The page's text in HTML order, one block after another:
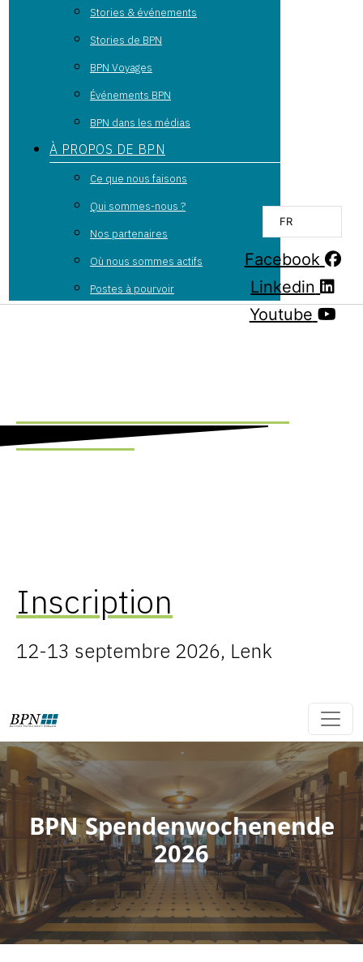
Stories & événements
Stories de BPN
BPN Voyages
Événements BPN
BPN dans les médias
À PROPOS DE BPN
Ce que nous faisons
Qui sommes-nous ?
Nos partenaires
Où nous sommes actifs
Postes à pourvoir
FR
Facebook
Linkedin
Youtube
dons 2026
Inscription
12-13 septembre 2026, Lenk